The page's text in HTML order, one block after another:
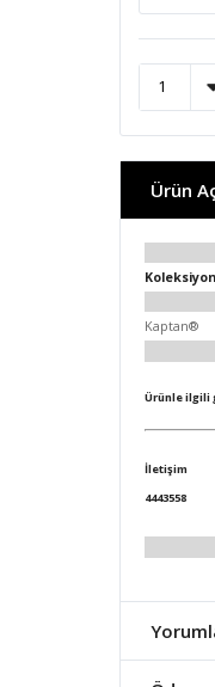
Ürün
Koleksiyon
Kaptan®
Ürünle ilgili
İletişim
4443558